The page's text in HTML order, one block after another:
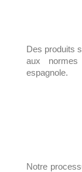
Des produits
aux
espagnole.
Notre